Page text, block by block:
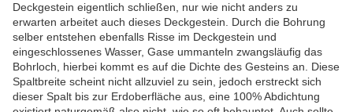
Deckgestein eigentlich schließen, nur wie nicht anders zu
erwarten arbeitet auch dieses Deckgestein. Durch die Bohrung
selber entstehen ebenfalls Risse im Deckgestein und
eingeschlossenes Wasser, Gase ummanteln zwangsläufig das
Bohrloch, hierbei kommt es auf die Dichte des Gesteins an. Diese
Spaltbreite scheint nicht allzuviel zu sein, jedoch erstreckt sich
dieser Spalt bis zur Erdoberfläche aus, eine 100% Abdichtung